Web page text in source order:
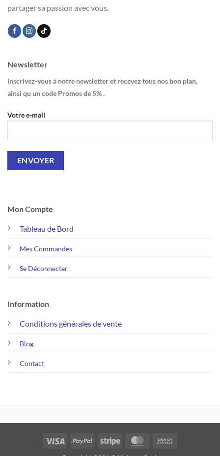
partager sa passion avec vous.
Mon Compte
Tableau de Bord
Mes Commandes
Se Déconnecter
Information
Conditions générales de vente
Blog
Contact
Newsletter
Inscrivez-vous à notre newsletter et recevez tous nos bon plan,
ainsi qu un code Promos de 5% .
Votre e-mail
Visa PayPal Stripe MasterCard